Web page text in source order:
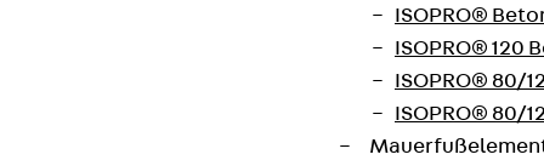
ISOPRO®
ISOPRO® 120
ISOPRO® 80/
ISOPRO® 80/